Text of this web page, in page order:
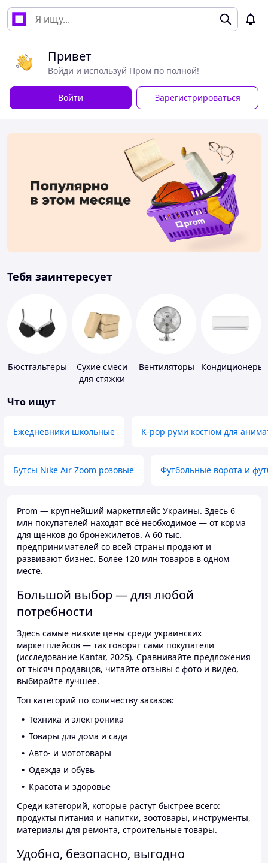
Привет
Войди и используй Пром по полной!
Войти Зарегистрироваться
Тебя заинтересует
Бюстгальтеры
Сухие смеси
для стяжки
Вентиляторы Кондиционеры
Что ищут
Ежедневники школьные K-pop руми костюм для
Бутсы Nike Air Zoom розовые Футбольные ворота и
Prom — крупнейший маркетплейс Украины. Здесь 6
млн покупателей находят всё необходимое — от корма
для щенков до бронежилетов. А 60 тыс.
предпринимателей со всей страны продают и
развивают бизнес. Более 120 млн товаров в одном
месте.
Большой выбор — для любой
потребности
Здесь самые низкие цены среди украинских
маркетплейсов — так говорят сами покупатели
(исследование Kantar, 2025). Сравнивайте предложения
от тысяч продавцов, читайте отзывы с фото и видео,
выбирайте лучшее.
Топ категорий по количеству заказов:
Техника и электроника
Товары для дома и сада
Авто- и мототовары
Одежда и обувь
Красота и здоровье
Среди категорий, которые растут быстрее всего:
продукты питания и напитки, зоотовары, инструменты,
материалы для ремонта, строительные товары.
Удобно, безопасно, выгодно